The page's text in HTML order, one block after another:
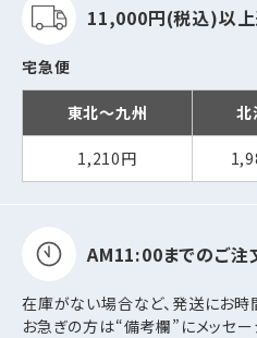
11,000円(税込)以上
宅急便
東北～九州 北
1,210円
AM11:00までのご注
在庫がない場合など、発送にお時
お急ぎの方は“備考欄”にメッセー